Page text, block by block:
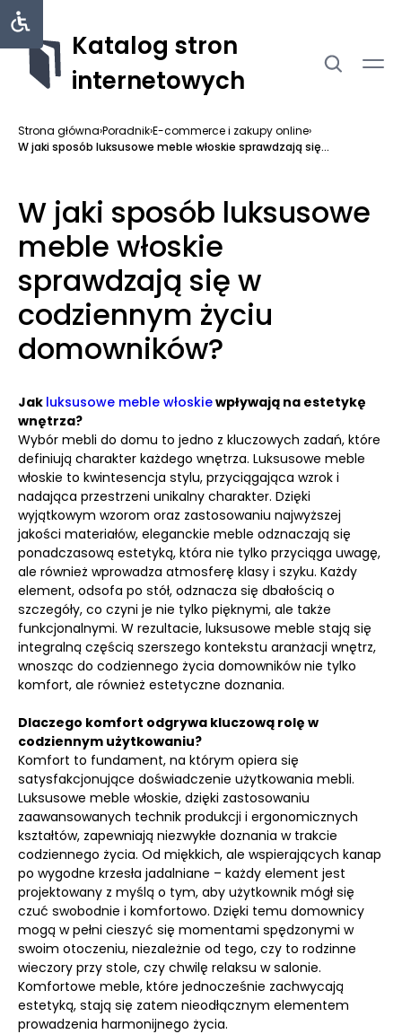
Katalog stron
internetowych
Strona główna›Poradnik›E-commerce i zakupy online›
W jaki sposób luksusowe meble włoskie sprawdzają się...
W jaki sposób luksusowe
meble włoskie
sprawdzają się w
codziennym życiu
domowników?
Jak luksusowe meble włoskiewpływają na estetykę
wnętrza?
Wybór mebli do domu to jedno z kluczowych zadań, które
definiują charakter każdego wnętrza. Luksusowe meble
włoskie to kwintesencja stylu, przyciągająca wzrok i
nadająca przestrzeni unikalny charakter. Dzięki
wyjątkowym wzorom oraz zastosowaniu najwyższej
jakości materiałów, eleganckie meble odznaczają się
ponadczasową estetyką, która nie tylko przyciąga uwagę,
ale również wprowadza atmosferę klasy i szyku. Każdy
element, odsofa po stół, odznacza się dbałością o
szczegóły, co czyni je nie tylko pięknymi, ale także
funkcjonalnymi. W rezultacie, luksusowe meble stają się
integralną częścią szerszego kontekstu aranżacji wnętrz,
wnosząc do codziennego życia domowników nie tylko
komfort, ale również estetyczne doznania.
Dlaczego komfort odgrywa kluczową rolę w
codziennym użytkowaniu?
Komfort to fundament, na którym opiera się
satysfakcjonujące doświadczenie użytkowania mebli.
Luksusowe meble włoskie, dzięki zastosowaniu
zaawansowanych technik produkcji i ergonomicznych
kształtów, zapewniają niezwykłe doznania w trakcie
codziennego życia. Od miękkich, ale wspierających kanap
po wygodne krzesła jadalniane – każdy element jest
projektowany z myślą o tym, aby użytkownik mógł się
czuć swobodnie i komfortowo. Dzięki temu domownicy
mogą w pełni cieszyć się momentami spędzonymi w
swoim otoczeniu, niezależnie od tego, czy to rodzinne
wieczory przy stole, czy chwilę relaksu w salonie.
Komfortowe meble, które jednocześnie zachwycają
estetyką, stają się zatem nieodłącznym elementem
prowadzenia harmonijnego życia.